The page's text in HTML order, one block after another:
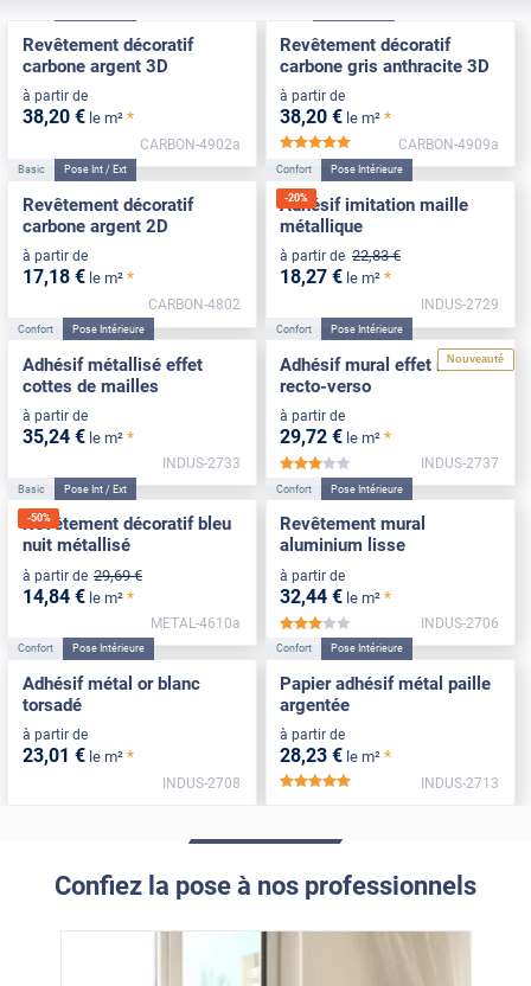
Revêtement décoratif
carbone argent 3D
à partir de
38,20 € le m² *
CARBON-4902a
Revêtement décoratif
carbone gris anthracite 3D
à partir de
38,20 € le m² *
CARBON-4909a
Basic Pose Int / Ext
Revêtement décoratif
carbone argent 2D
à partir de
17,18 € le m² *
CARBON-4802
-20%
Confort Pose Intérieure
Adhésif imitation maille
métallique
à partir de 22,83 €
18,27 € le m² *
INDUS-2729
Confort Pose Intérieure
Adhésif métallisé effet
cottes de mailles
à partir de
35,24 € le m² *
INDUS-2733
Nouveauté
Confort Pose Intérieure
Adhésif mural effet miroir
recto-verso
à partir de
29,72 € le m² *
*****
INDUS-2737
-50%
Basic Pose Int / Ext
Revêtement décoratif bleu
nuit métallisé
à partir de 29,69 €
14,84 € le m² *
METAL-4610a
Confort Pose Intérieure
Revêtement mural
aluminium lisse
à partir de
32,44 € le m² *
*****
INDUS-2706
Confort Pose Intérieure
Adhésif métal or blanc
torsadé
à partir de
23,01 € le m² *
INDUS-2708
Confort Pose Intérieure
Papier adhésif métal paille
argentée
à partir de
28,23 € le m² *
INDUS-2713
Confiez la pose à nos professionnels